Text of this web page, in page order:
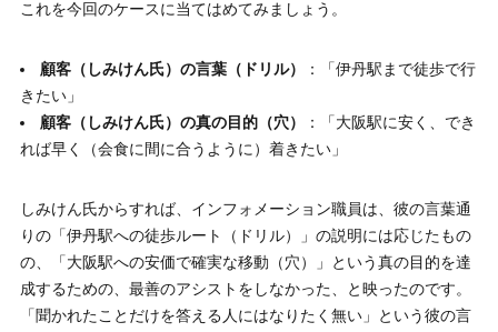
これを今回のケースに当てはめてみましょう。
顧客（しみけん氏）の言葉（ドリル）
：「伊丹駅まで徒歩で行
きたい」
顧客（しみけん氏）の真の目的（穴）
：「大阪駅に安く、でき
れば早く（会食に間に合うように）着きたい」
しみけん氏からすれば、インフォメーション職員は、彼の言葉通
りの「伊丹駅への徒歩ルート（ドリル）」の説明には応じたもの
の、「大阪駅への安価で確実な移動（穴）」という真の目的を達
成するための、最善のアシストをしなかった、と映ったのです。
「聞かれたことだけを答える人にはなりたく無い」という彼の言